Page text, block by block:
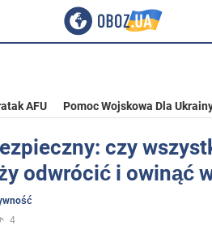
AFU Pomoc Wojskowa Dla
czy
odwrócić i owinąć
4